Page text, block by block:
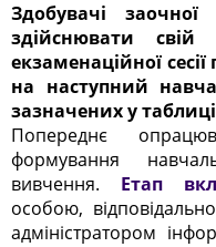
Здобувачі
здійснювати
екзаменаційної
на наступний
зазначених у
Попереднє
формування
вивчення. Етап
особою,
адміністратором